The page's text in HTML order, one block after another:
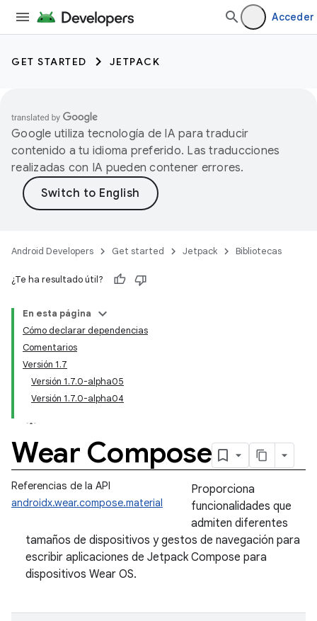
Acceder
GET STARTED JETPACK
Google utiliza tecnología de IA para traducir
contenido a tu idioma preferido. Las traducciones
realizadas con IA pueden contener errores.
Android Developers Get started Jetpack Bibliotecas
¿Te ha resultado útil?
En esta página
Cómo declarar dependencias
Comentarios
Versión 1.7
Versión 1.7.0-alpha05
Versión 1.7.0-alpha04
Wear Compose
Referencias de la API
androidx.wear.compose.material
Proporciona
funcionalidades que
admiten diferentes
tamaños de dispositivos y gestos de navegación para
escribir aplicaciones de Jetpack Compose para
dispositivos Wear OS.